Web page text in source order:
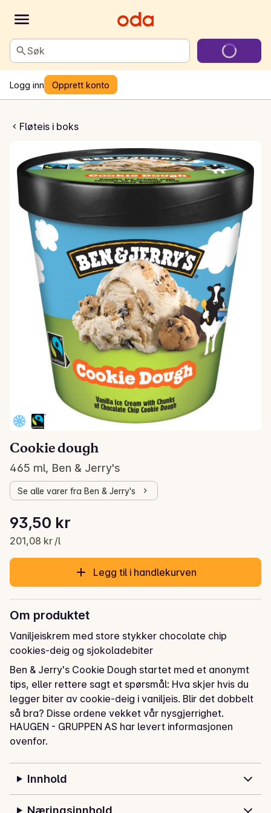
Søk
Logg inn Opprett konto
Fløteis i boks
dough
Cookie dough
465 ml, Ben & Jerry's
Se alle varer fra Ben & Jerry's
Gjeldende pris er: 93,50 kr
93,50 kr
201,08 kr /l
Stykkpris: 201,08 kr /l
Legg til i handlekurven
Om produktet
Vaniljeiskrem med store stykker chocolate chip
cookies-deig og sjokoladebiter
Ben & Jerry's Cookie Dough startet med et anonymt
tips, eller rettere sagt et spørsmål: Hva skjer hvis du
legger biter av cookie-deig i vaniljeis. Blir det dobbelt
så bra? Disse ordene vekket vår nysgjerrighet.
Hjernene våre begynte å jobbe i høy hastighet. Året
var 1986 og vi trakk ut alt som trengs for å finne
og utallige smaksprøver fant vi den perfekte
HAUGEN - GRUPPEN AS har levert informasjonen
ovenfor.
Innhold
Næringsinnhold